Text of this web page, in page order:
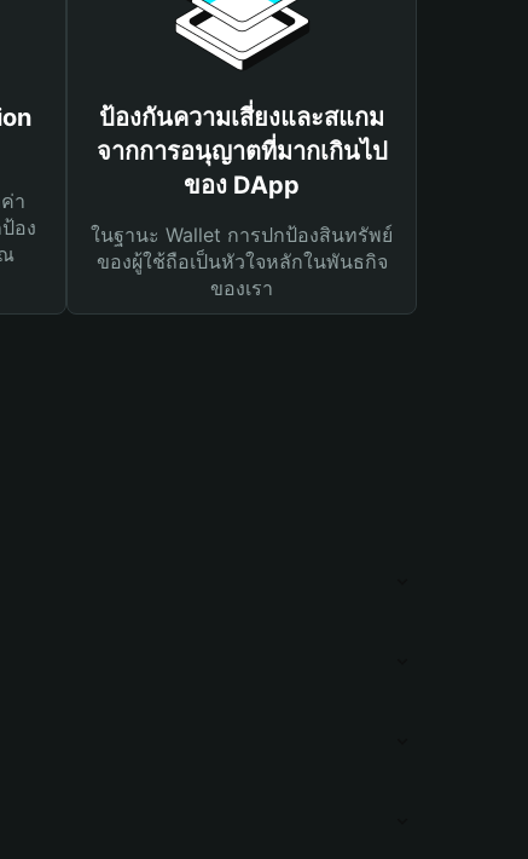
า
อง
ป้องกันความเสี่ยงและสแกม
จากการอนุญาตที่มากเกินไป
ของ DApp
ในฐานะ Wallet การปกป้องสินทรัพย์
ของผู้ใช้ถือเป็นหัวใจหลักในพันธกิจ
ของเรา